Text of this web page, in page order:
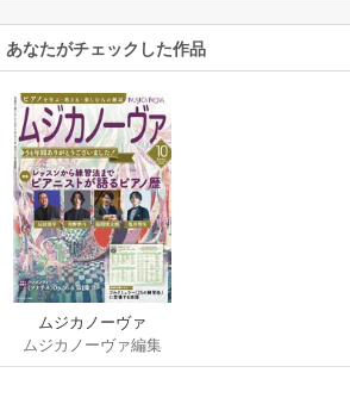
あなたがチェックした作品
ムジカノーヴァ
ムジカノーヴァ編集
部